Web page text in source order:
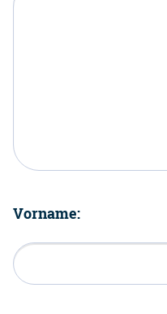
Vorname: